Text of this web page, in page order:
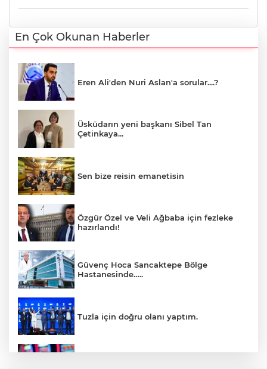
En Çok Okunan Haberler
Eren Ali'den Nuri Aslan'a sorular....?
Üsküdarın yeni başkanı Sibel Tan
Çetinkaya...
Sen bize reisin emanetisin
Özgür Özel ve Veli Ağbaba için fezleke
hazırlandı!
Güvenç Hoca Sancaktepe Bölge
Hastanesinde…..
Tuzla için doğru olanı yaptım.